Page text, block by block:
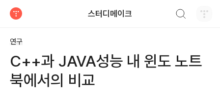
스터디메이크
연구
C++과 JAVA성능 내 윈도 노트
북에서의 비교